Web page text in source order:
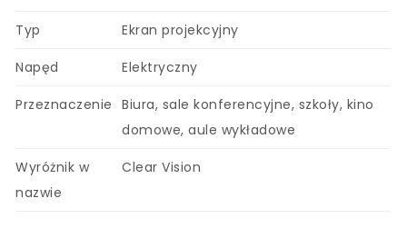
Typ Ekran projekcyjny
Napęd Elektryczny
Przeznaczenie
Biura, sale konferencyjne, szkoły, kino
domowe, aule wykładowe
Wyróżnik w
nazwie
Clear Vision